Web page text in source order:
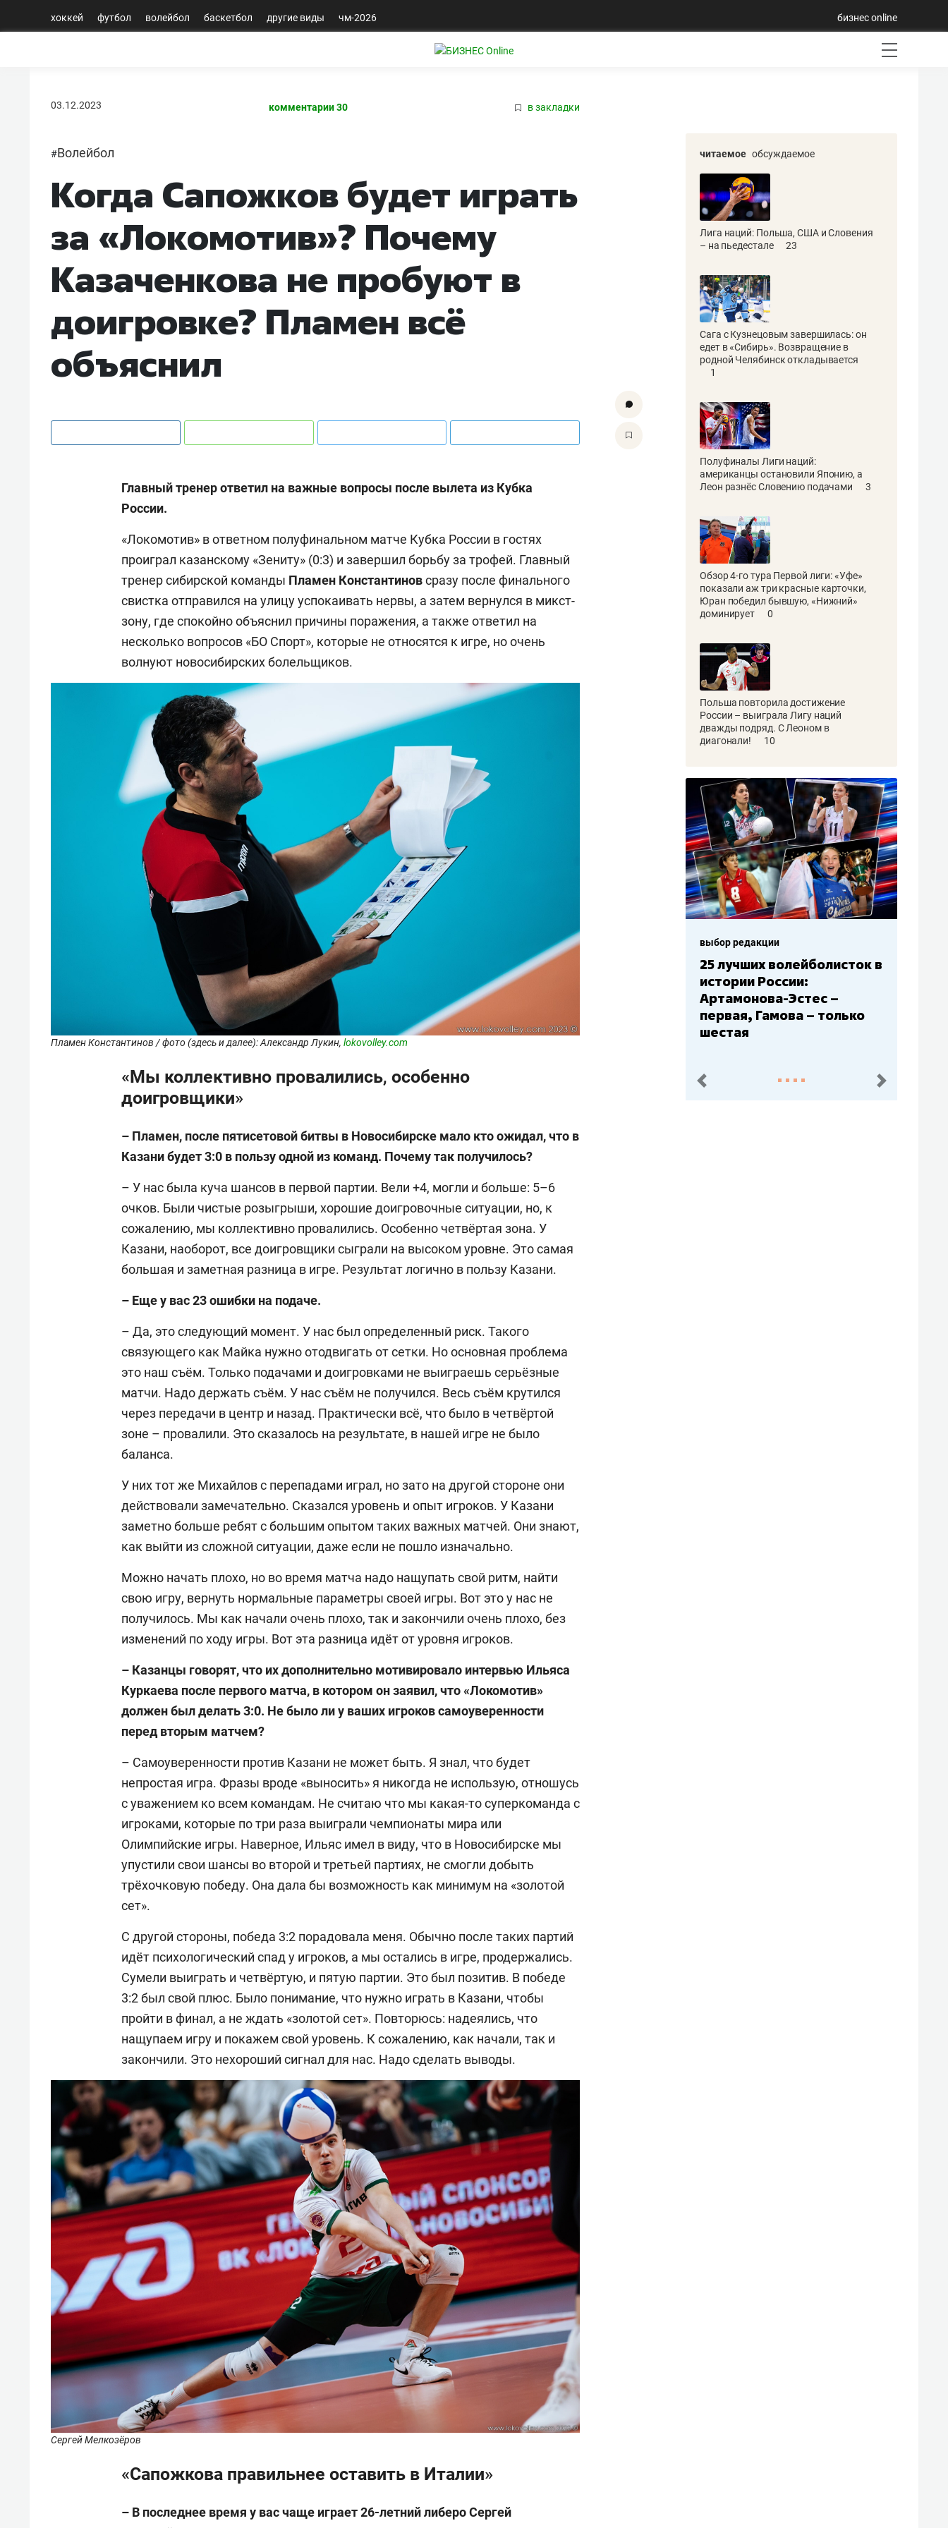
хоккей футбол волейбол баскетбол другие виды чм-2026 бизнес online
03.12.2023 комментарии 30 в закладки
#Волейбол
Когда Сапожков будет играть
за «Локомотив»? Почему
Казаченкова не пробуют в
доигровке? Пламен всё
объяснил
Главный тренер ответил на важные вопросы после вылета из Кубка
России.
«Локомотив» в ответном полуфинальном матче Кубка России в гостях
проиграл казанскому «Зениту» (0:3) и завершил борьбу за трофей. Главный
тренер сибирской команды Пламен Константиновсразу после финального
свистка отправился на улицу успокаивать нервы, а затем вернулся в микст-
зону, где спокойно объяснил причины поражения, а также ответил на
несколько вопросов «БО Спорт», которые не относятся к игре, но очень
волнуют новосибирских болельщиков.
Пламен Константинов / фото (здесь и далее): Александр Лукин, lokovolley.com
«Мы коллективно провалились, особенно
доигровщики»
– Пламен, после пятисетовой битвы в Новосибирске мало кто ожидал, что в
Казани будет 3:0 в пользу одной из команд. Почему так получилось?
– У нас была куча шансов в первой партии. Вели +4, могли и больше: 5–6
очков. Были чистые розыгрыши, хорошие доигровочные ситуации, но, к
сожалению, мы коллективно провалились. Особенно четвёртая зона. У
Казани, наоборот, все доигровщики сыграли на высоком уровне. Это самая
большая и заметная разница в игре. Результат логично в пользу Казани.
– Еще у вас 23 ошибки на подаче.
– Да, это следующий момент. У нас был определенный риск. Такого
связующего как Майка нужно отодвигать от сетки. Но основная проблема
это наш съём. Только подачами и доигровками не выиграешь серьёзные
матчи. Надо держать съём. У нас съём не получился. Весь съём крутился
через передачи в центр и назад. Практически всё, что было в четвёртой
зоне – провалили. Это сказалось на результате, в нашей игре не было
баланса.
У них тот же Михайлов с перепадами играл, но зато на другой стороне они
действовали замечательно. Сказался уровень и опыт игроков. У Казани
заметно больше ребят с большим опытом таких важных матчей. Они знают,
как выйти из сложной ситуации, даже если не пошло изначально.
Можно начать плохо, но во время матча надо нащупать свой ритм, найти
свою игру, вернуть нормальные параметры своей игры. Вот это у нас не
получилось. Мы как начали очень плохо, так и закончили очень плохо, без
изменений по ходу игры. Вот эта разница идёт от уровня игроков.
– Казанцы говорят, что их дополнительно мотивировало интервью Ильяса
Куркаева после первого матча, в котором он заявил, что «Локомотив»
должен был делать 3:0. Не было ли у ваших игроков самоуверенности
перед вторым матчем?
– Самоуверенности против Казани не может быть. Я знал, что будет
непростая игра. Фразы вроде «выносить» я никогда не использую, отношусь
с уважением ко всем командам. Не считаю что мы какая-то суперкоманда с
игроками, которые по три раза выиграли чемпионаты мира или
Олимпийские игры. Наверное, Ильяс имел в виду, что в Новосибирске мы
упустили свои шансы во второй и третьей партиях, не смогли добыть
трёхочковую победу. Она дала бы возможность как минимум на «золотой
сет».
С другой стороны, победа 3:2 порадовала меня. Обычно после таких партий
идёт психологический спад у игроков, а мы остались в игре, продержались.
Сумели выиграть и четвёртую, и пятую партии. Это был позитив. В победе
3:2 был свой плюс. Было понимание, что нужно играть в Казани, чтобы
пройти в финал, а не ждать «золотой сет». Повторюсь: надеялись, что
нащупаем игру и покажем свой уровень. К сожалению, как начали, так и
закончили. Это нехороший сигнал для нас. Надо сделать выводы.
Сергей Мелкозёров
«Сапожкова правильнее оставить в Италии»
– В последнее время у вас чаще играет 26-летний либеро Сергей
читаемое обсуждаемое
Лига наций: Польша, США и Словения
– на пьедестале
23
Сага с Кузнецовым завершилась: он
едет в «Сибирь». Возвращение в
родной Челябинск откладывается
1
Полуфиналы Лиги наций:
американцы остановили Японию, а
Леон разнёс Словению подачами
3
Обзор 4-го тура Первой лиги: «Уфе»
показали аж три красные карточки,
Юран победил бывшую, «Нижний»
доминирует
0
Польша повторила достижение
России – выиграла Лигу наций
дважды подряд. С Леоном в
диагонали!
10
выбор редакции
Бюджеты клубов КХЛ: СКА
– главный мажор, «Ак
Барс» – второй, «Салават
Юлаев» – середняк
пред. след.